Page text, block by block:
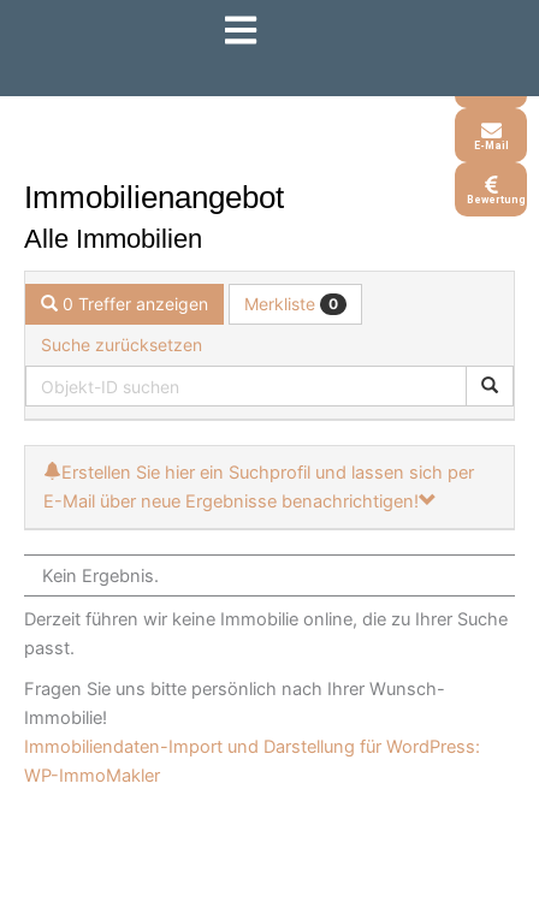
E-Mail
Bewertung
Immobilien­angebot
Alle Immobilien
0 Treffer anzeigen Merkliste 0
Suche zurücksetzen
Erstellen Sie hier ein Suchprofil und lassen sich per
E-Mail über neue Ergebnisse benachrichtigen!
Kein Ergebnis.
Derzeit führen wir keine Immobilie online, die zu Ihrer Suche
passt.
Fragen Sie uns bitte persönlich nach Ihrer Wunsch-
Immobilie!
Immobiliendaten-Import und Darstellung für WordPress:
WP-ImmoMakler